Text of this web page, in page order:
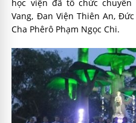
học viện đã tổ chức
Vang, Đan Viện Thiên An,
Cha Phêrô Phạm Ngọc Chi.